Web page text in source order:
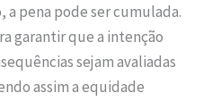
pena pode ser cumulada.
garantir que a intenção
sejam avaliadas
assim a equidade